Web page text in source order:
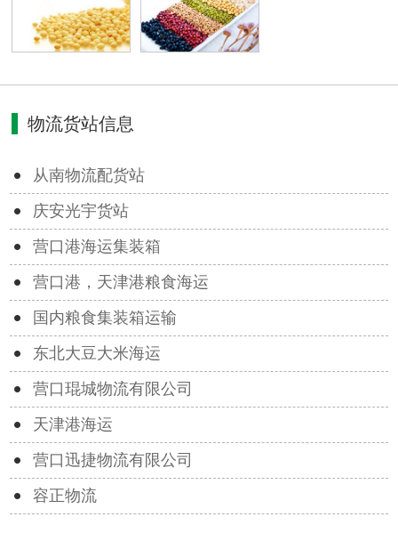
物流货站信息
从南物流配货站
庆安光宇货站
营口港海运集装箱
营口港，天津港粮食海运
国内粮食集装箱运输
东北大豆大米海运
营口琨城物流有限公司
天津港海运
营口迅捷物流有限公司
容正物流